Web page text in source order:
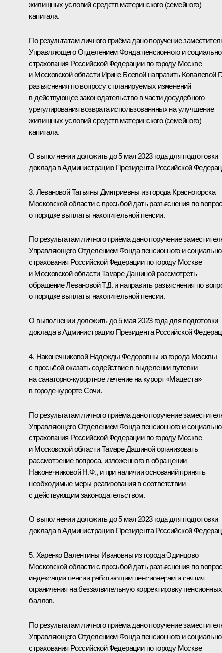
жилищных условий средств материнского (семейного)
капитала.
По результатам личного приёма дано поручение
Управляющего Отделением Фонда пенсионного и
страхования Российской Федерации по городу Москве
и Московской области Ирине Боевой направить Ковалевой
разъяснения по вопросу о планируемых изменений
в действующее законодательство в части досудебного
урегулирования возврата использованнных на улучшение
жилищных условий средств материнского (семейного)
капитала.
О выполнении доложить до 5 мая 2023 года для подготовки
доклада в Администрацию Президента Российской
3. Левановой Татьяны Дмитриевны из города Красногорска
Московской области с просьбой дать разъяснения по
о порядке выплаты накопительной пенсии.
По результатам личного приёма дано поручение
Управляющего Отделением Фонда пенсионного и
страхования Российской Федерации по городу Москве
и Московской области Тамаре Дашиной рассмотреть
обращение Левановой Т.Д. и направить разъяснения по
о порядке выплаты накопительной пенсии.
О выполнении доложить до 5 мая 2023 года для подготовки
доклада в Администрацию Президента Российской
4. Наконечниковой Надежды Федоровны из города Москвы
с просьбой оказать содействие в выделении путевки
на санаторно-курортное лечение на курорт «Мацеста»
в городе-курорте Сочи.
По результатам личного приёма дано поручение
Управляющего Отделением Фонда пенсионного и
страхования Российской Федерации по городу Москве
и Московской области Тамаре Дашиной организовать
рассмотрение вопроса, изложенного в обращении
Наконечниковой Н.Ф., и при наличии оснований принять
необходимые меры реагирования в соответствии
с действующим законодательством.
О выполнении доложить до 5 мая 2023 года для подготовки
доклада в Администрацию Президента Российской
5. Харенко Валентины Ивановны из города Одинцово
Московской области с просьбой дать разъяснения по
индексации пенсии работающим пенсионерам и снятия
ограничения на беззаявительную корректировку пенсионных
баллов.
По результатам личного приёма дано поручение
Управляющего Отделением Фонда пенсионного и
страхования Российской Федерации по городу Москве